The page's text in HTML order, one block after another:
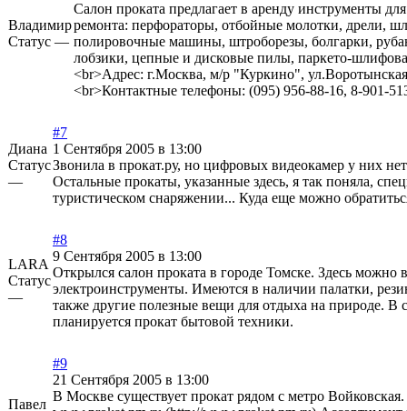
Владимир
Статус —
Салон проката предлагает в аренду инструменты
ремонта: перфораторы, отбойные молотки, дрели,
полировочные машины, штроборезы, болгарки,
лобзики, цепные и дисковые пилы, паркето-
<br>Адрес: г.Москва, м/р "Куркино",
<br>Контактные телефоны: (095) 956-88-16, 8-901-
Диана
Статус
—
#7
1 Сентября 2005 в 13:00
Звонила в прокат.ру, но цифровых видеокамер у них
Остальные прокаты, указанные здесь, я так поняла,
туристическом снаряжении... Куда еще можно
LARA
Статус
—
#8
9 Сентября 2005 в 13:00
Открылся салон проката в городе Томске. Здесь можно
электроинструменты. Имеются в наличии палатки,
также другие полезные вещи для отдыха на природе. В
планируется прокат бытовой техники.
Павел
#9
21 Сентября 2005 в 13:00
В Москве существует прокат рядом с метро